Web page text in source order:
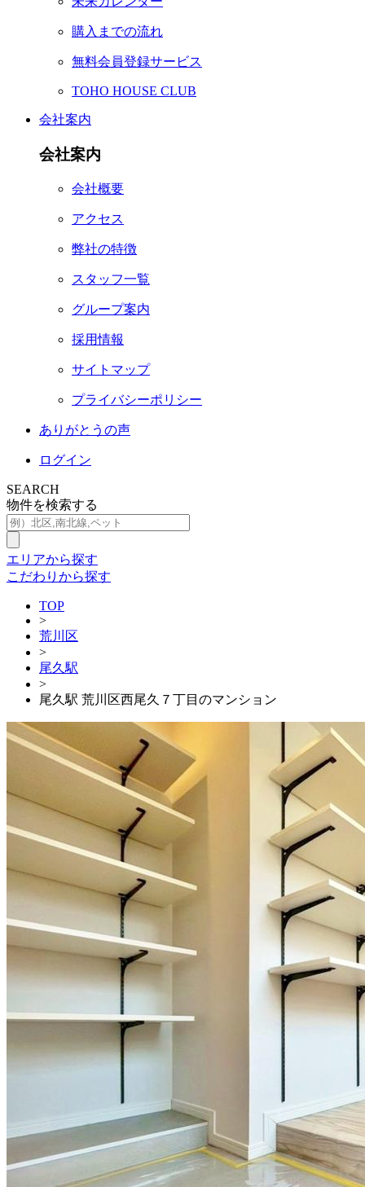
購入までの流れ
無料会員登録サービス
TOHO HOUSE CLUB
会社案内
会社案内
会社概要
アクセス
弊社の特徴
スタッフ一覧
グループ案内
採用情報
サイトマップ
プライバシーポリシー
ありがとうの声
ログイン
SEARCH
物件を検索する
エリアから探す
こだわりから探す
TOP
>
荒川区
>
尾久駅
>
尾久駅 荒川区西尾久７丁目のマンション